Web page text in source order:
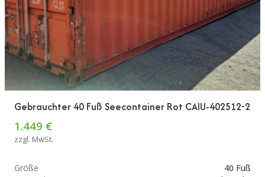
Gebrauchter 40 Fuß Seecontainer Rot CAIU-402512-2
1.449 €
zzgl. MwSt.
Größe
40 Fuß